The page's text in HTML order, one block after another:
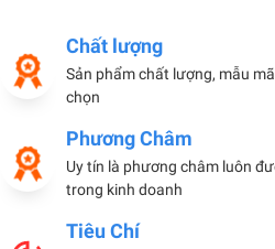
Chất lượng
Sản phẩm chất lượng, mẫu
chọn
Phương Châm
Uy tín là phương châm luôn
trong kinh doanh
Tiêu Chí